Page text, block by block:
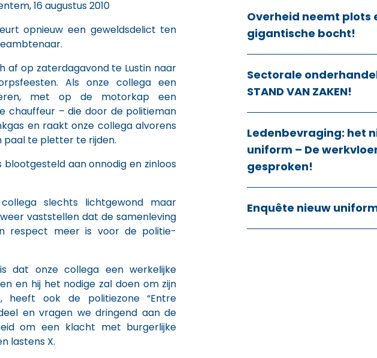
16 augustus 2010
opnieuw een geweldsdelict ten
af op zaterdagavond te Lustin naar
Als onze collega een
met op de motorkap een
chauffeur – die door de politieman
en raakt onze collega alvorens
paal te pletter te rijden.
blootgesteld aan onnodig en zinloos
slechts lichtgewond maar
vaststellen dat de samenleving
respect meer is voor de politie-
dat onze collega een werkelijke
en hij het nodige zal doen om zijn
heeft ook de politiezone “Entre
en vragen we dringend aan de
om een klacht met burgerlijke
lastens X.
Overheid neemt plots
gigantische bocht!
Sectorale
STAND VAN ZAKEN!
Ledenbevraging: het
uniform – De
gesproken!
Enquête nieuw